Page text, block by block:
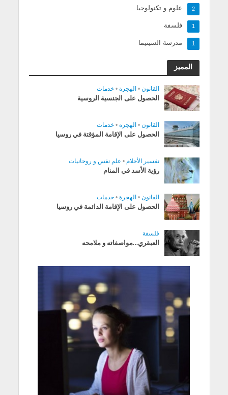
علوم و تكنولوجيا 2
فلسفة 1
مدرسة السينيما 1
المميز
القانون • الهجرة • خدمات
الحصول على الجنسية الروسية
القانون • الهجرة • خدمات
الحصول على الإقامة المؤقتة في روسيا
تفسير الأحلام • علم نفس و روحانيات
رؤية الأسد في المنام
القانون • الهجرة • خدمات
الحصول على الإقامة الدائمة في روسيا
فلسفة
العبقري…مواصفاته و ملامحه